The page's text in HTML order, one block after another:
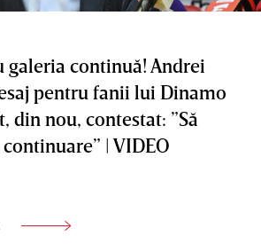
galeria continuă! Andrei
pentru fanii lui Dinamo
din nou, contestat: ”Să
| VIDEO